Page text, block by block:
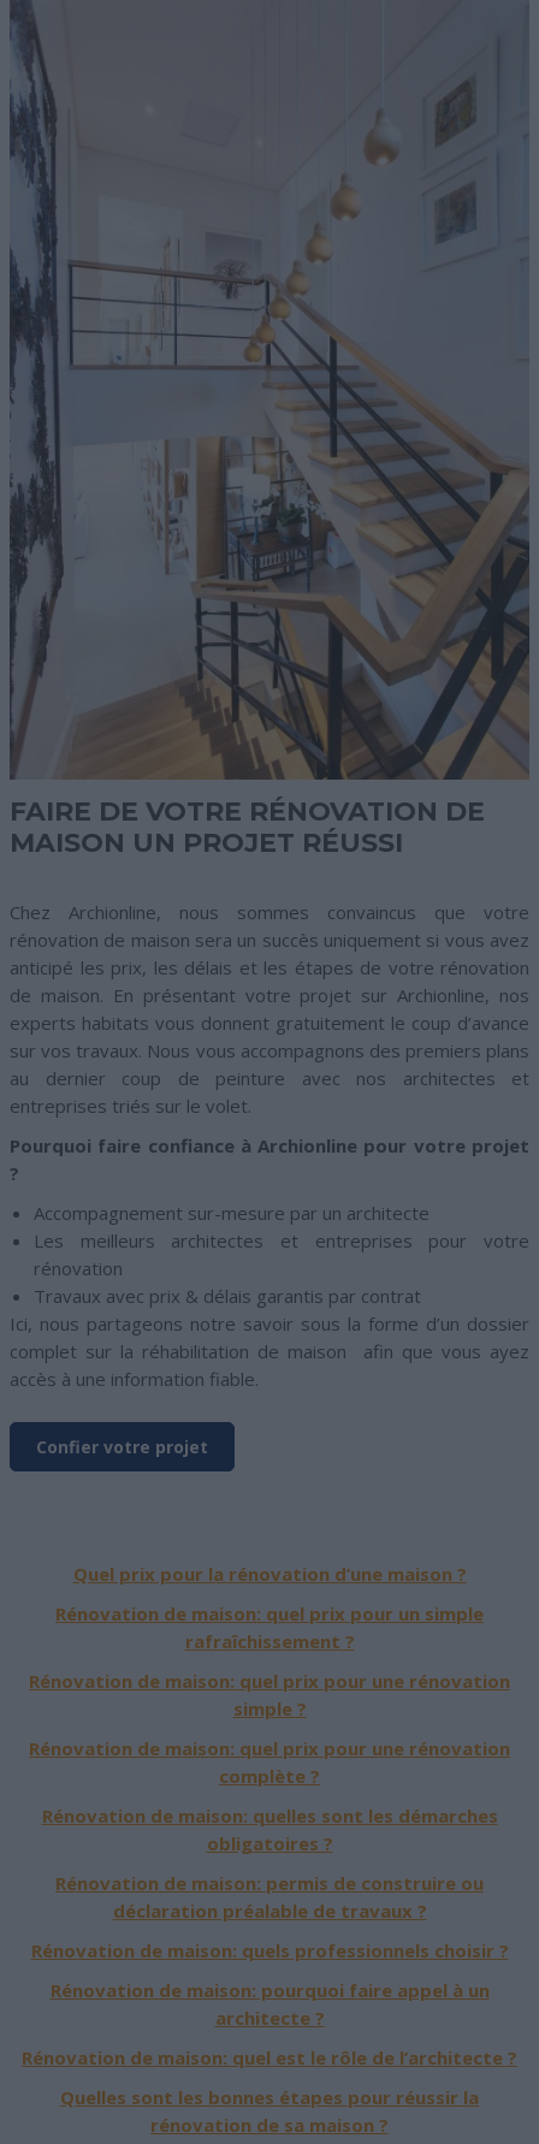
FAIRE DE VOTRE RÉNOVATION DE
MAISON UN PROJET RÉUSSI
Chez Archionline, nous sommes convaincus que votre
rénovation de maison sera un succès uniquement si vous avez
anticipé les prix, les délais et les étapes de votre rénovation
de maison. En présentant votre projet sur Archionline, nos
experts habitats vous donnent gratuitement le coup d’avance
sur vos travaux. Nous vous accompagnons des premiers plans
au dernier coup de peinture avec nos architectes et
entreprises triés sur le volet.
Pourquoi faire confiance à Archionline pour votre projet
?
Accompagnement sur-mesure par un architecte
Les meilleurs architectes et entreprises pour votre
rénovation
Travaux avec prix & délais garantis par contrat
Ici, nous partageons notre savoir sous la forme d’un dossier
complet sur la réhabilitation de maison afin que vous ayez
accès à une information fiable.
Confier votre projet
Quel prix pour la rénovation d’une maison ?
Rénovation de maison: quel prix pour un simple
rafraîchissement ?
Rénovation de maison: quel prix pour une rénovation
simple ?
Rénovation de maison: quel prix pour une rénovation
complète ?
Rénovation de maison: quelles sont les démarches
obligatoires ?
Rénovation de maison: permis de construire ou
déclaration préalable de travaux ?
Rénovation de maison: quels professionnels choisir ?
Rénovation de maison: pourquoi faire appel à un
architecte ?
Rénovation de maison: quel est le rôle de l’architecte ?
Quelles sont les bonnes étapes pour réussir la
rénovation de sa maison ?